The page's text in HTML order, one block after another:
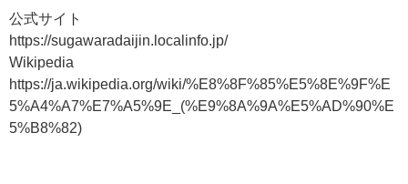
公式サイト
https://sugawaradaijin.localinfo.jp/
Wikipedia
https://ja.wikipedia.org/wiki/%E8%8F%85%E5%8E%9F%E
5%A4%A7%E7%A5%9E_(%E9%8A%9A%E5%AD%90%E
5%B8%82)